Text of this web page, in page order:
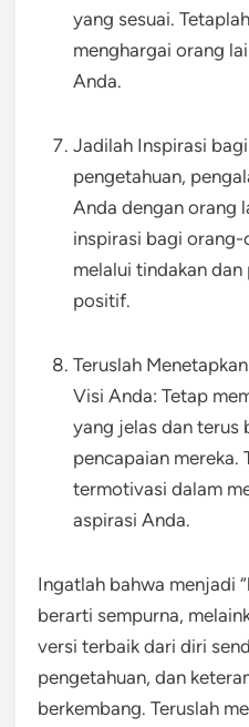
yang sesuai.
menghargai orang
Anda.
Jadilah Inspirasi
pengetahuan,
Anda dengan orang
inspirasi bagi
melalui tindakan
positif.
Teruslah
Visi Anda: Tetap
yang jelas dan terus
pencapaian mereka.
termotivasi dalam
aspirasi Anda.
Ingatlah bahwa menjadi
berarti sempurna,
versi terbaik dari diri
pengetahuan, dan
berkembang. Teruslah